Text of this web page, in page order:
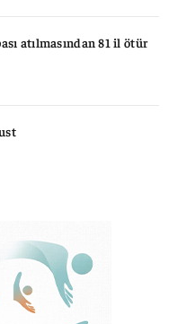
atılmasından 81 il ötür